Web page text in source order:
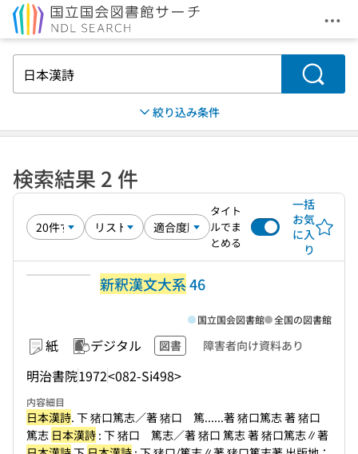
メ
検索
絞り込み条件
検索結果 2 件
タイト
ルでま
とめる
一括
お気
に入
り
新釈漢文大系46
紙 デジタル 図書 障害者向け資料あり
明治書院1972<082-Si498>
国立国会図書館 全国の図書館
内容細目
日本漢詩. 下 猪口篤志／著 猪口 篤......著 猪口篤志 著 猪口
篤志 日本漢詩 : 下 猪口 篤志／著 猪口 篤志 著 猪口篤志∥著